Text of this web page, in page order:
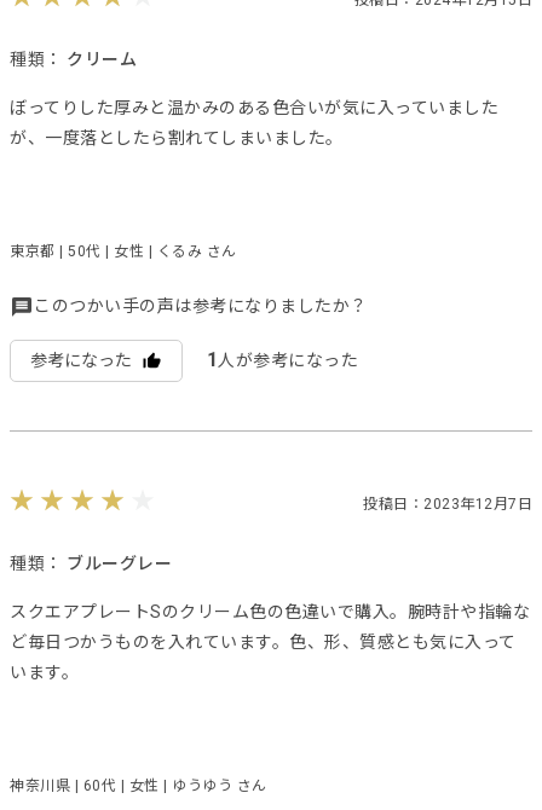
種類： クリーム
ぼってりした厚みと温かみのある色合いが気に入っていました
が、一度落としたら割れてしまいました。
東京都 | 50代 | 女性 | くるみ さん
このつかい手の声は参考になりましたか？
参考になった 1 人が参考になった
投稿日：2023年12月7日
種類： ブルーグレー
スクエアプレートSのクリーム色の色違いで購入。腕時計や指輪な
ど毎日つかうものを入れています。色、形、質感とも気に入って
います。
神奈川県 | 60代 | 女性 | ゆうゆう さん